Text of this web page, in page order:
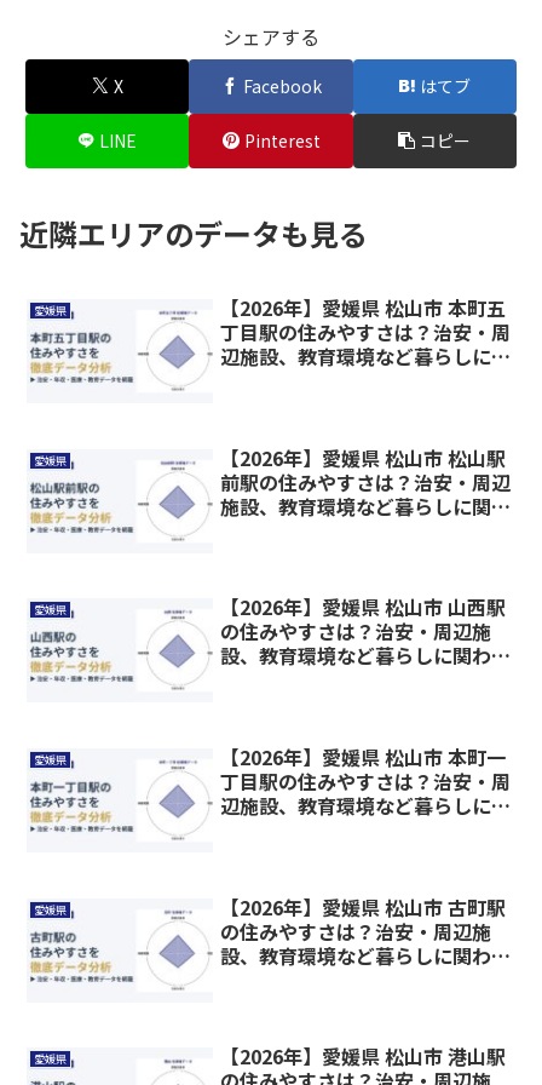
シェアする
X Facebook はてブ
LINE Pinterest コピー
近隣エリアのデータも見る
愛媛県
【2026年】愛媛県 松山市 本町五
丁目駅の住みやすさは？治安・周
辺施設、教育環境など暮らしに関
愛媛県
【2026年】愛媛県 松山市 松山駅
前駅の住みやすさは？治安・周辺
施設、教育環境など暮らしに関わ
愛媛県
【2026年】愛媛県 松山市 山西駅
の住みやすさは？治安・周辺施
設、教育環境など暮らしに関わる
愛媛県
【2026年】愛媛県 松山市 本町一
丁目駅の住みやすさは？治安・周
辺施設、教育環境など暮らしに関
愛媛県
【2026年】愛媛県 松山市 古町駅
の住みやすさは？治安・周辺施
設、教育環境など暮らしに関わる
愛媛県
【2026年】愛媛県 松山市 港山駅